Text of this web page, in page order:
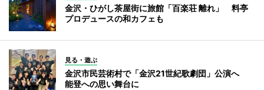
金沢・ひがし茶屋街に旅館「百楽荘 離れ」 料亭
プロデュースの和カフェも
見る・遊ぶ
金沢市民芸術村で「金沢21世紀歌劇団」公演へ
能登への思い舞台に